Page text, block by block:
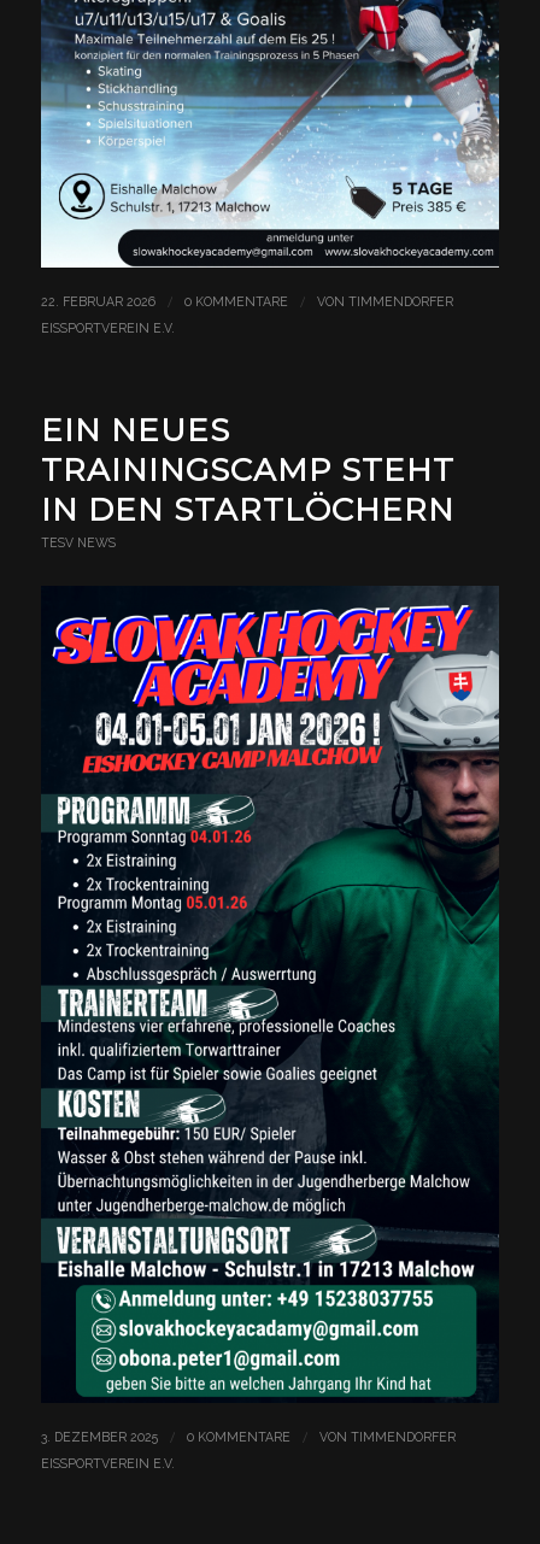
22. FEBRUAR 2026 / 0 KOMMENTARE / VON TIMMENDORFER
EISSPORTVEREIN E.V.
EIN NEUES
TRAININGSCAMP STEHT
IN DEN STARTLÖCHERN
TESV NEWS
3. DEZEMBER 2025 / 0 KOMMENTARE / VON TIMMENDORFER
EISSPORTVEREIN E.V.